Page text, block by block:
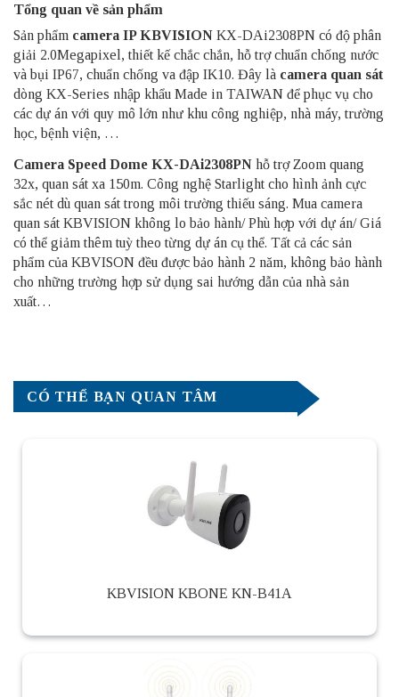
Tổng quan về sản phẩm
Sản phẩm camera IP KBVISION KX-DAi2308PN có độ phân
giải 2.0Megapixel, thiết kế chắc chắn, hỗ trợ chuẩn chống nước
và bụi IP67, chuẩn chống va đập IK10. Đây là camera quan sát
dòng KX-Series nhập khẩu Made in TAIWAN để phục vụ cho
các dự án với quy mô lớn như khu công nghiệp, nhà máy, trường
học, bệnh viện, …
Camera Speed Dome KX-DAi2308PN hỗ trợ Zoom quang
32x, quan sát xa 150m. Công nghệ Starlight cho hình ảnh cực
sắc nét dù quan sát trong môi trường thiếu sáng. Mua camera
quan sát KBVISION không lo bảo hành/ Phù hợp với dự án/ Giá
có thể giảm thêm tuỳ theo từng dự án cụ thể. Tất cả các sản
phẩm của KBVISON đều được bảo hành 2 năm, không bảo hành
cho những trường hợp sử dụng sai hướng dẫn của nhà sản
xuất…
CÓ THỂ BẠN QUAN TÂM
KBVISION KBONE KN-B41A